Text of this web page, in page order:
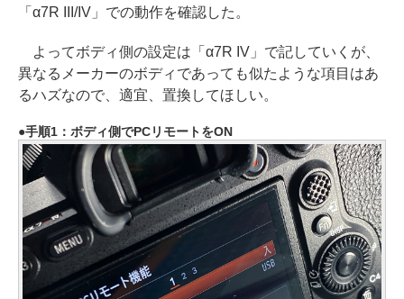
「α7R III/IV」での動作を確認した。
よってボディ側の設定は「α7R IV」で記していくが、
異なるメーカーのボディであっても似たような項目はあ
るハズなので、適宜、置換してほしい。
手順1：ボディ側でPCリモートをON